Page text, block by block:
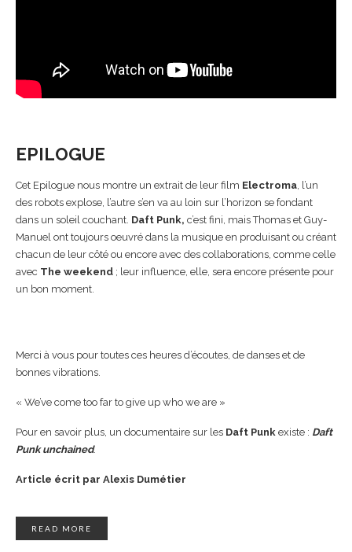
EPILOGUE
Cet Epilogue nous montre un extrait de leur film Electroma , l’un
des robots explose, l’autre s’en va au loin sur l’horizon se fondant
dans un soleil couchant. Daft Punk, c’est fini, mais Thomas et Guy-
Manuel ont toujours oeuvré dans la musique en produisant ou créant
chacun de leur côté ou encore avec des collaborations, comme celle
avec The weekend ; leur influence, elle, sera encore présente pour
un bon moment.
Merci à vous pour toutes ces heures d’écoutes, de danses et de
bonnes vibrations.
« We’ve come too far to give up who we are »
Pour en savoir plus, un documentaire sur les Daft Punk existe : Daft
Punk unchained.
Article écrit par Alexis Dumétier
READ MORE